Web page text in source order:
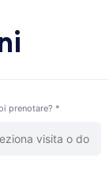
prenotare? *